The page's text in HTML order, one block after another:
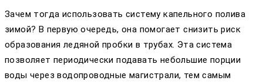
Зачем тогда использовать систему капельного полива
зимой? В первую очередь, она помогает снизить риск
образования ледяной пробки в трубах. Эта система
позволяет периодически подавать небольшие порции
воды через водопроводные магистрали, тем самым